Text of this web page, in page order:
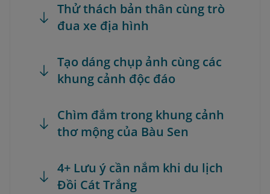
Thử thách bản thân cùng trò
đua xe địa hình
Tạo dáng chụp ảnh cùng các
khung cảnh độc đáo
Chìm đắm trong khung cảnh
thơ mộng của Bàu Sen
4+ Lưu ý cần nắm khi du lịch
Đồi Cát Trắng